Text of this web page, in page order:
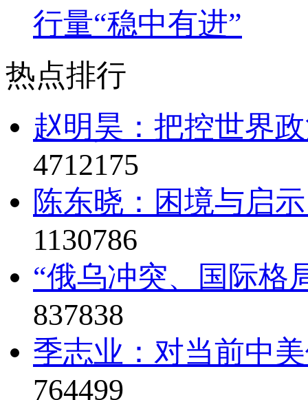
行量“稳中有进”
热点排行
赵明昊：把控世界
4712175
陈东晓：困境与启
1130786
“俄乌冲突、国际格
837838
季志业：对当前中
764499